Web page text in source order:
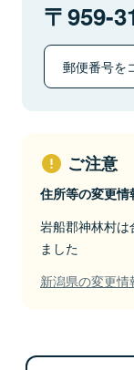
959-
郵便番号を
ご注意
住所等の変更情
岩船郡神林村
ました
新潟県の変更